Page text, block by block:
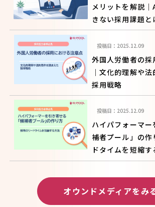
メリットを解説
きない採用課題と
投稿日：2025.12.09
外国人労働者の採
｜文化的理解や
採用戦略
投稿日：2025.12.09
ハイパフォーマ
補者プール」の
ドタイムを短縮す
オウンドメディアをみ